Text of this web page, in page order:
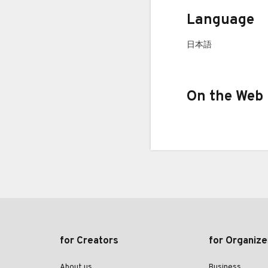
Language
日本語
On the Web
for Creators for